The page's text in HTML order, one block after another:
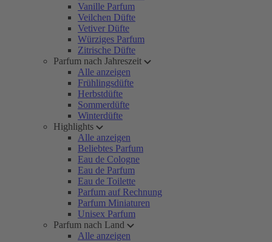
Vanille Parfum
Veilchen Düfte
Vetiver Düfte
Würziges Parfum
Zitrische Düfte
Parfum nach Jahreszeit
Alle anzeigen
Frühlingsdüfte
Herbstdüfte
Sommerdüfte
Winterdüfte
Highlights
Alle anzeigen
Beliebtes Parfum
Eau de Cologne
Eau de Parfum
Eau de Toilette
Parfum auf Rechnung
Parfum Miniaturen
Unisex Parfum
Parfum nach Land
Alle anzeigen